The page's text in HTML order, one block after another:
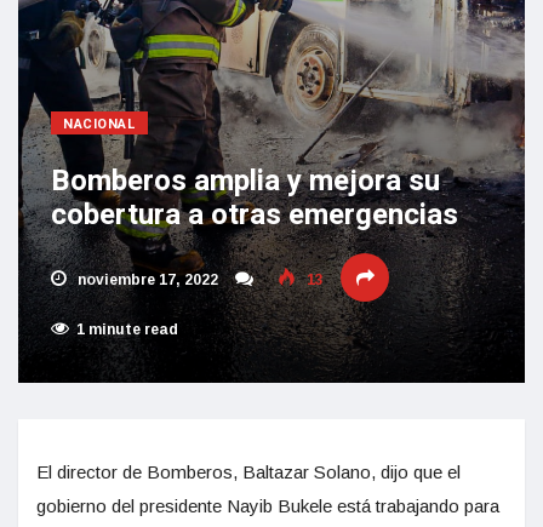
NACIONAL
Bomberos amplia y mejora su
cobertura a otras emergencias
noviembre 17, 2022 13
1 minute read
El director de Bomberos, Baltazar Solano, dijo que el
gobierno del presidente Nayib Bukele está trabajando para